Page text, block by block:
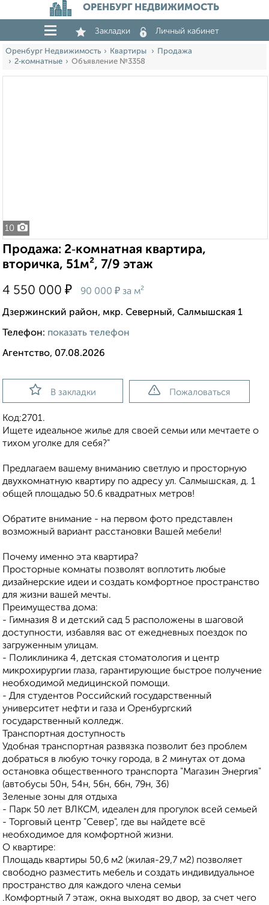
ОРЕНБУРГ НЕДВИЖИМОСТЬ
Закладки Личный кабинет
Оренбург Недвижимость Квартиры
Продажа
2‑комнатные
Объявление №3358
10
Продажа: 2‑комнатная квартира,
вторичка, 51м², 7/9 этаж
4 550 000 ₽ 90 000 ₽ за м²
Дзержинский район, мкр. Северный, Салмышская 1
Телефон: показать телефон
Агентство, 07.08.2026
В закладки Пожаловаться
Код:2701.
Ищете идеальное жилье для своей семьи или мечтаете о
тихом уголке для себя?"
Предлагаем вашему вниманию светлую и просторную
двухкомнатную квартиру по адресу ул. Салмышская, д. 1
общей площадью 50.6 квадратных метров!
Обратите внимание - на первом фото представлен
возможный вариант расстановки Вашей мебели!
Почему именно эта квартира?
Просторные комнаты позволят воплотить любые
дизайнерские идеи и создать комфортное пространство
для жизни вашей мечты.
Преимущества дома:
- Гимназия 8 и детский сад 5 расположены в шаговой
доступности, избавляя вас от ежедневных поездок по
загруженным улицам.
- Поликлиника 4, детская стоматология и центр
микрохирургии глаза, гарантирующие быстрое получение
необходимой медицинской помощи.
- Для студентов Российский государственный
университет нефти и газа и Оренбургский
государственный колледж.
Транспортная доступность
Удобная транспортная развязка позволит без проблем
добраться в любую точку города, в 2 минутах от дома
остановка общественного транспорта "Магазин Энергия"
(автобусы 50н, 54н, 56н, 66н, 79н, 36)
Зеленые зоны для отдыха
- Парк 50 лет ВЛКСМ, идеален для прогулок всей семьей
- Торговый центр "Север", где вы найдете всё
необходимое для комфортной жизни.
О квартире:
Площадь квартиры 50,6 м2 (жилая-29,7 м2) позволяет
свободно разместить мебель и создать индивидуальное
пространство для каждого члена семьи
.Комфортный 7 этаж, окна выходят во двор, за счет чего